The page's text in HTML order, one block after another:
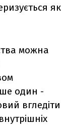
як
можна
один -
вгледіти